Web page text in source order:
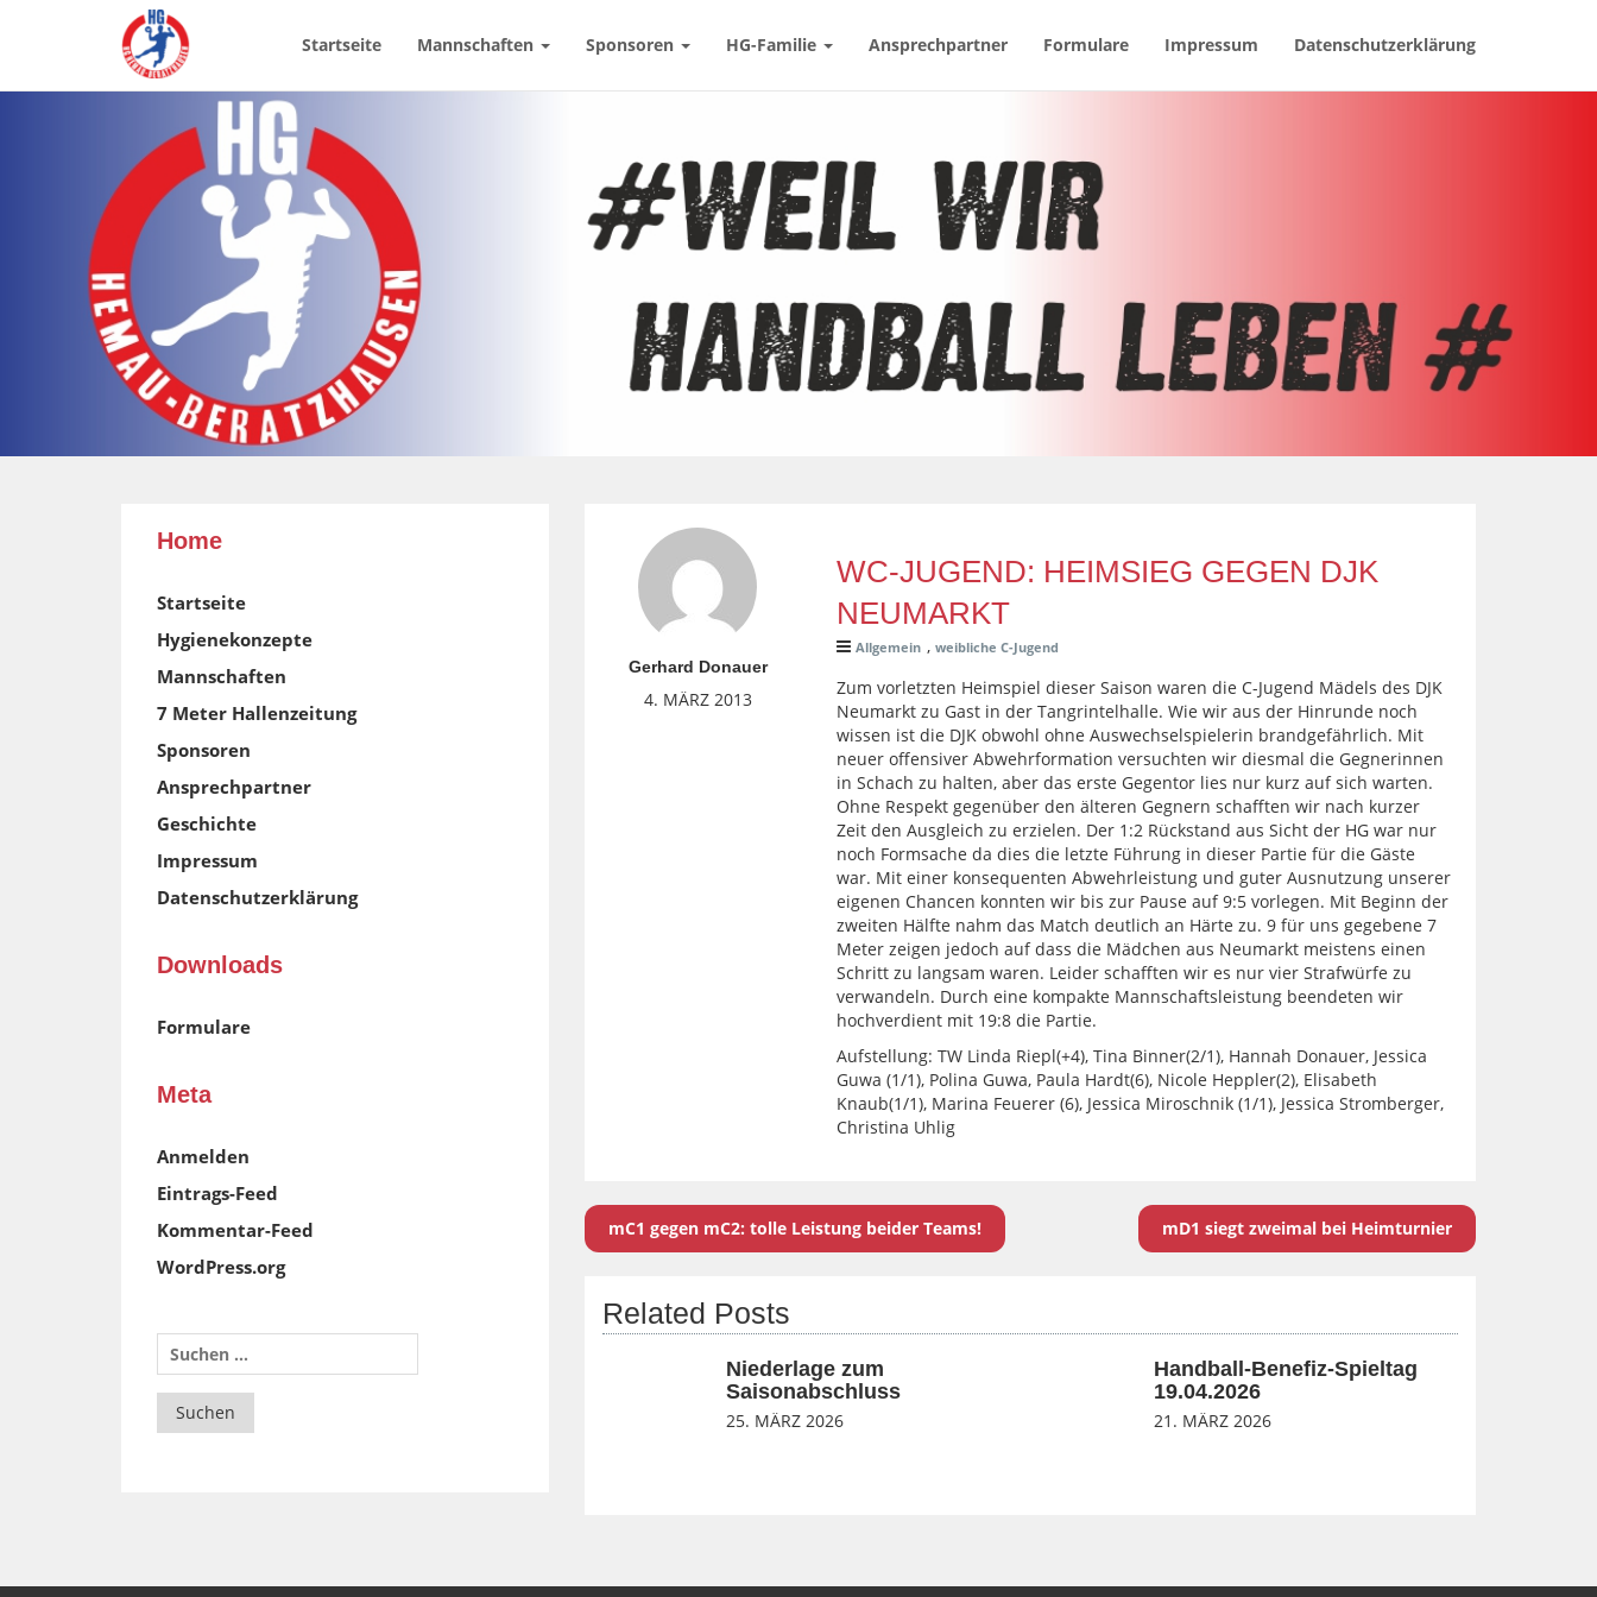
Startseite Mannschaften Sponsoren HG-Familie Ansprechpartner Formulare Impressum Datenschutzerklärung
Gerhard Donauer
4. MÄRZ 2013
WC-JUGEND: HEIMSIEG GEGEN DJK
NEUMARKT
Allgemein , weibliche C-Jugend
Zum vorletzten Heimspiel dieser Saison waren die C-Jugend Mädels des DJK
Neumarkt zu Gast in der Tangrintelhalle. Wie wir aus der Hinrunde noch
wissen ist die DJK obwohl ohne Auswechselspielerin brandgefährlich. Mit
neuer offensiver Abwehrformation versuchten wir diesmal die Gegnerinnen
in Schach zu halten, aber das erste Gegentor lies nur kurz auf sich warten.
Ohne Respekt gegenüber den älteren Gegnern schafften wir nach kurzer
Zeit den Ausgleich zu erzielen. Der 1:2 Rückstand aus Sicht der HG war nur
noch Formsache da dies die letzte Führung in dieser Partie für die Gäste
war. Mit einer konsequenten Abwehrleistung und guter Ausnutzung unserer
eigenen Chancen konnten wir bis zur Pause auf 9:5 vorlegen. Mit Beginn der
zweiten Hälfte nahm das Match deutlich an Härte zu. 9 für uns gegebene 7
Meter zeigen jedoch auf dass die Mädchen aus Neumarkt meistens einen
Schritt zu langsam waren. Leider schafften wir es nur vier Strafwürfe zu
verwandeln. Durch eine kompakte Mannschaftsleistung beendeten wir
hochverdient mit 19:8 die Partie.
Aufstellung: TW Linda Riepl(+4), Tina Binner(2/1), Hannah Donauer, Jessica
Guwa (1/1), Polina Guwa, Paula Hardt(6), Nicole Heppler(2), Elisabeth
Knaub(1/1), Marina Feuerer (6), Jessica Miroschnik (1/1), Jessica Stromberger,
Christina Uhlig
mC1 gegen mC2: tolle Leistung beider Teams! mD1 siegt zweimal bei Heimturnier
Related Posts
Niederlage zum
Saisonabschluss
25. MÄRZ 2026
Handball-Benefiz-Spieltag
19.04.2026
21. MÄRZ 2026
Home
Startseite
Hygienekonzepte
Mannschaften
7 Meter Hallenzeitung
Sponsoren
Ansprechpartner
Geschichte
Impressum
Datenschutzerklärung
Downloads
Formulare
Meta
Anmelden
Eintrags-Feed
Kommentar-Feed
WordPress.org